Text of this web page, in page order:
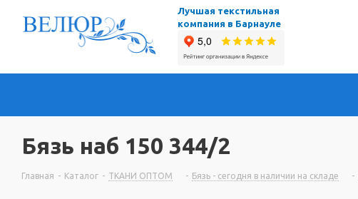
Лучшая текстильная
компания в Барнауле
Бязь наб 150 344/2
Главная - Каталог - ТКАНИ ОПТОМ - Бязь - сегодня в наличии на складе -